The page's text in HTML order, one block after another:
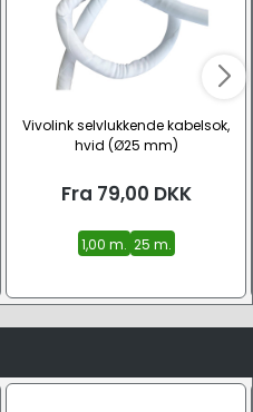
Vivolink selvlukkende kabelsok,
hvid (Ø25 mm)
Fra 79,00 DKK
1,00 m. 25 m.